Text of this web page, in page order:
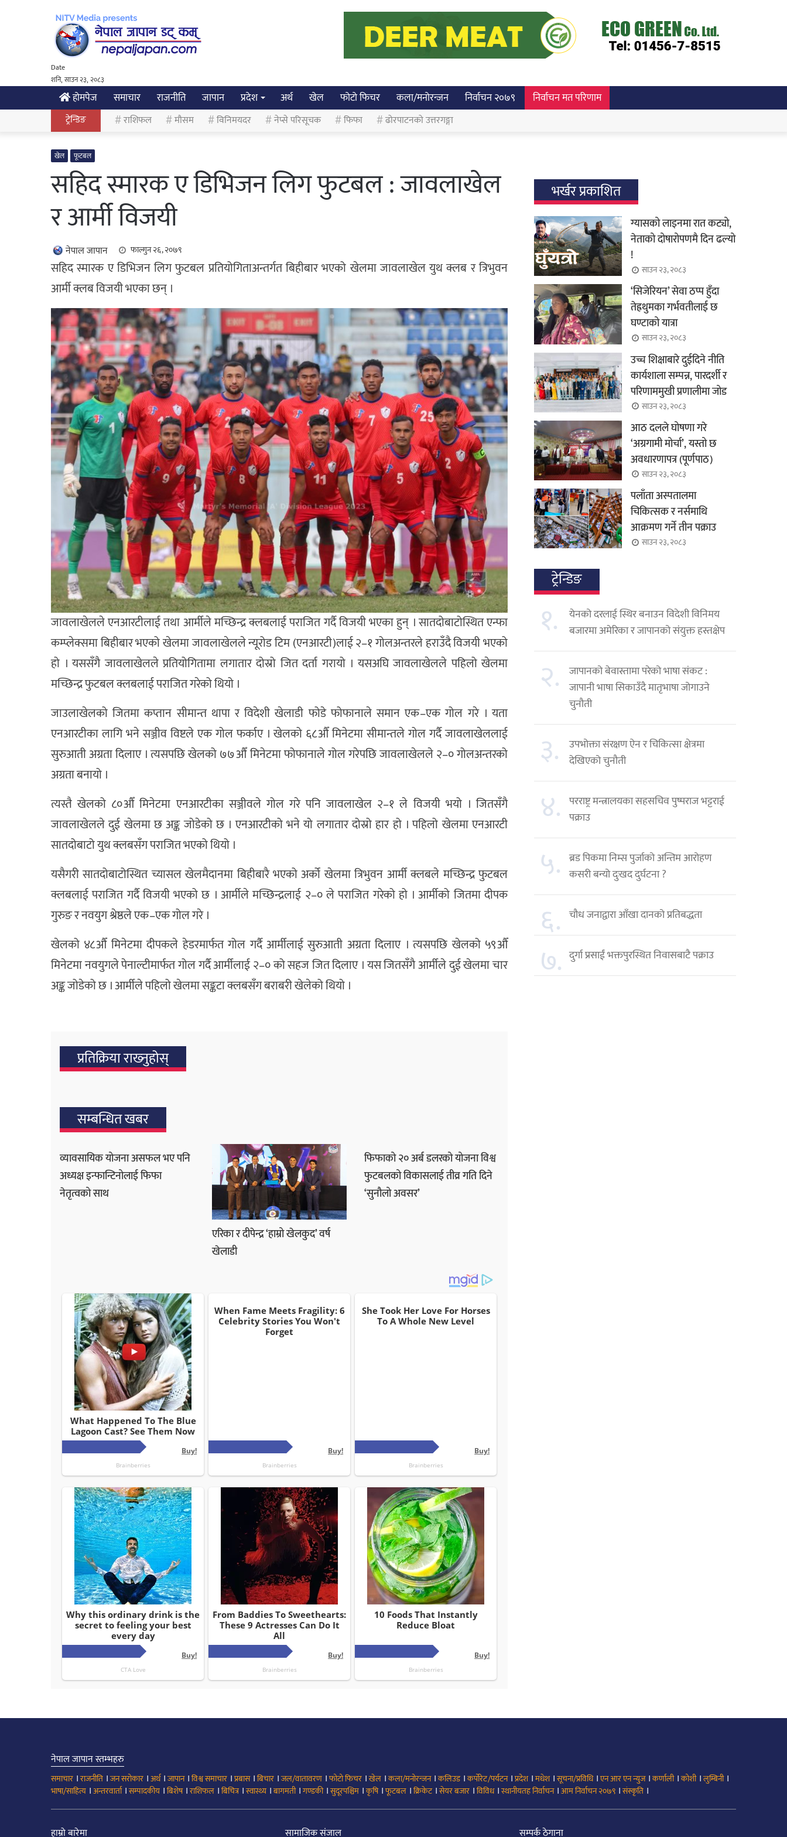
Date
शनि, साउन २३, २०८३
होमपेज समाचार राजनीति जापान प्रदेश अर्थ खेल फोटो फिचर कला/मनोरन्जन निर्वाचन २०७९ निर्वाचन मत परिणाम
ट्रेन्डिङ राशिफल मौसम विनिमयदर नेप्से परिसूचक फिफा ढोरपाटनको उत्तरगङ्गा
खेल फूटबल
सहिद स्मारक ए डिभिजन लिग फुटबल : जावलाखेल
र आर्मी विजयी
नेपाल जापान फाल्गुन २६, २०७९
सहिद स्मारक ए डिभिजन लिग फुटबल प्रतियोगिताअन्तर्गत बिहीबार भएको खेलमा जावलाखेल युथ क्लब र त्रिभुवन
आर्मी क्लब विजयी भएका छन् ।
जावलाखेलले एनआरटीलाई तथा आर्मीले मच्छिन्द्र क्लबलाई पराजित गर्दै विजयी भएका हुन् । सातदोबाटोस्थित एन्फा
कम्प्लेक्समा बिहीबार भएको खेलमा जावलाखेलले न्यूरोड टिम (एनआरटी)लाई २–१ गोलअन्तरले हराउँदै विजयी भएको
हो । यससँगै जावलाखेलले प्रतियोगितामा लगातार दोस्रो जित दर्ता गरायो । यसअघि जावलाखेलले पहिलो खेलमा
मच्छिन्द्र फुटबल क्लबलाई पराजित गरेको थियो ।
जाउलाखेलको जितमा कप्तान सीमान्त थापा र विदेशी खेलाडी फोडे फोफानाले समान एक–एक गोल गरे । यता
एनआरटीका लागि भने सञ्जीव विष्टले एक गोल फर्काए । खेलको ६८औँ मिनेटमा सीमान्तले गोल गर्दै जावलाखेललाई
सुरुआती अग्रता दिलाए । त्यसपछि खेलको ७७औँ मिनेटमा फोफानाले गोल गरेपछि जावलाखेलले २–० गोलअन्तरको
अग्रता बनायो ।
त्यस्तै खेलको ८०औँ मिनेटमा एनआरटीका सञ्जीवले गोल गरे पनि जावलाखेल २–१ ले विजयी भयो । जितसँगै
जावलाखेलले दुई खेलमा छ अङ्क जोडेको छ । एनआरटीको भने यो लगातार दोस्रो हार हो । पहिलो खेलमा एनआरटी
सातदोबाटो युथ क्लबसँग पराजित भएको थियो ।
यसैगरी सातदोबाटोस्थित च्यासल खेलमैदानमा बिहीबारै भएको अर्को खेलमा त्रिभुवन आर्मी क्लबले मच्छिन्द्र फुटबल
क्लबलाई पराजित गर्दै विजयी भएको छ । आर्मीले मच्छिन्द्रलाई २–० ले पराजित गरेको हो । आर्मीको जितमा दीपक
गुरुङ र नवयुग श्रेष्ठले एक–एक गोल गरे ।
खेलको ४८औँ मिनेटमा दीपकले हेडरमार्फत गोल गर्दै आर्मीलाई सुरुआती अग्रता दिलाए । त्यसपछि खेलको ५९औँ
मिनेटमा नवयुगले पेनाल्टीमार्फत गोल गर्दै आर्मीलाई २–० को सहज जित दिलाए । यस जितसँगै आर्मीले दुई खेलमा चार
अङ्क जोडेको छ । आर्मीले पहिलो खेलमा सङ्कटा क्लबसँग बराबरी खेलेको थियो ।
प्रतिक्रिया राख्‍नुहोस्
सम्बन्धित खबर
व्यावसायिक योजना असफल भए पनि
अध्यक्ष इन्फान्टिनोलाई फिफा
नेतृत्वको साथ
एरिका र दीपेन्द्र ‘हाम्रो खेलकुद’ वर्ष
खेलाडी
फिफाको २० अर्ब डलरको योजना विश्व
फुटबलको विकासलाई तीव्र गति दिने
‘सुनौलो अवसर’
भर्खर प्रकाशित
ग्यासको लाइनमा रात कट्यो,
नेताको दोषारोपणमै दिन ढल्यो
!
साउन २३, २०८३
‘सिजेरियन’ सेवा ठप्प हुँदा
तेह्रथुमका गर्भवतीलाई छ
घण्टाको यात्रा
साउन २३, २०८३
उच्च शिक्षाबारे दुईदिने नीति
कार्यशाला सम्पन्न, पारदर्शी र
परिणाममुखी प्रणालीमा जोड
साउन २३, २०८३
आठ दलले घोषणा गरे
‘अग्रगामी मोर्चा’, यस्तो छ
अवधारणापत्र (पूर्णपाठ)
साउन २३, २०८३
पलाँता अस्पतालमा
चिकित्सक र नर्समाथि
आक्रमण गर्ने तीन पक्राउ
साउन २३, २०८३
ट्रेन्डिङ
१.
येनको दरलाई स्थिर बनाउन विदेशी विनिमय
बजारमा अमेरिका र जापानको संयुक्त हस्तक्षेप
२.
जापानको बेवास्तामा परेको भाषा संकट :
जापानी भाषा सिकाउँदै मातृभाषा जोगाउने
चुनौती
३.
उपभोक्ता संरक्षण ऐन र चिकित्सा क्षेत्रमा
देखिएको चुनौती
४. परराष्ट्र मन्त्रालयका सहसचिव पुष्पराज भट्टराई
पक्राउ
५. ब्रड पिकमा निम्स पुर्जाको अन्तिम आरोहण
कसरी बन्यो दुःखद दुर्घटना ?
६. चौध जनाद्वारा आँखा दानको प्रतिबद्धता
७. दुर्गा प्रसाईं भक्तपुरस्थित निवासबाटै पक्राउ
नेपाल जापान स्तम्भहरु
समाचार ।राजनीति ।जन सरोकार ।अर्थ।जापान।विश्व समाचार ।प्रबास।बिचार ।जल/वातावरण ।फोटो फिचर ।खेल ।कला/मनोरन्जन।कलिउड।कर्पोरेट/पर्यटन।प्रदेश।मधेश।सूचना/प्रविधि।एन आर एन न्युज।कर्णाली।कोशी।लुम्बिनी।
भाषा/साहित्य ।अन्तरवार्ता।सम्पादकीय ।बिशेष।राशिफल ।बिचित्र।स्वास्थ्य ।बागमती।गण्डकी।सुदूरपश्चिम ।कृषि।फूटबल ।क्रिकेट।सेयर बजार ।विविध।स्थानीयतह निर्वाचन।आम निर्वाचन २०७९ ।संस्कृति ।
हाम्रो बारेमा सामाजिक संजाल सम्पर्क ठेगाना